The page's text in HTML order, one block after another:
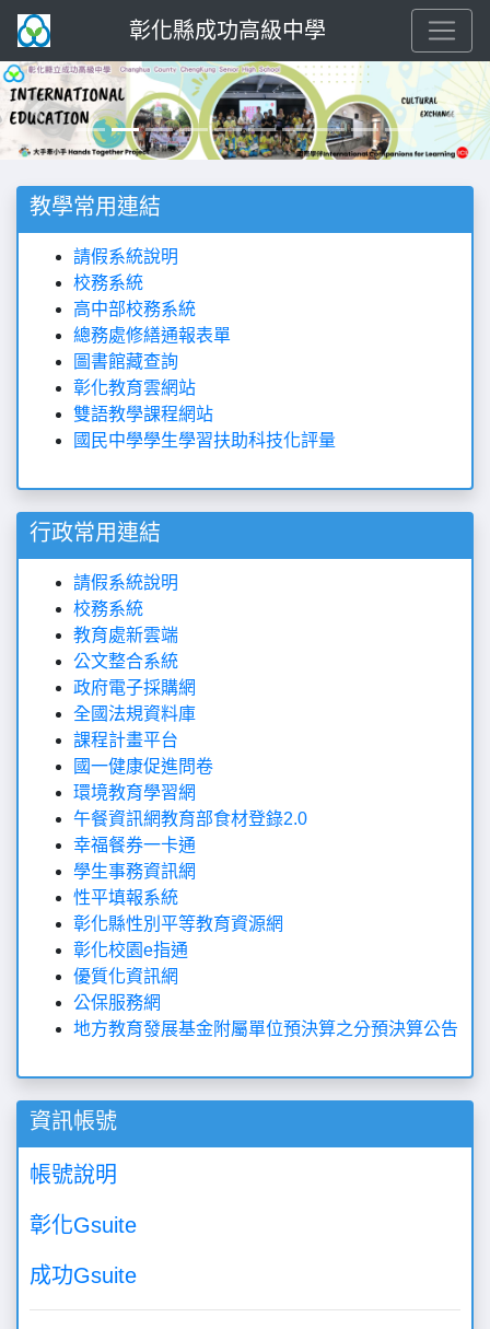
彰化縣成功高級中學
Previous Next
教學常用連結
請假系統說明
校務系統
高中部校務系統
總務處修繕通報表單
圖書館藏查詢
彰化教育雲網站
雙語教學課程網站
國民中學學生學習扶助科技化評量
行政常用連結
請假系統說明
校務系統
教育處新雲端
公文整合系統
政府電子採購網
全國法規資料庫
課程計畫平台
國一健康促進問卷
環境教育學習網
午餐資訊網教育部食材登錄2.0
幸福餐券一卡通
學生事務資訊網
性平填報系統
彰化縣性別平等教育資源網
彰化校園e指通
優質化資訊網
公保服務網
地方教育發展基金附屬單位預決算之分預決算公告
資訊帳號
帳號說明
彰化Gsuite
成功Gsuite